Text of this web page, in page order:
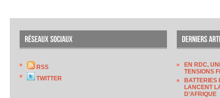
RSS
TWITTER
EN RDC,
TENSIONS
BATTERIES
LANCENT
D’AFRIQUE